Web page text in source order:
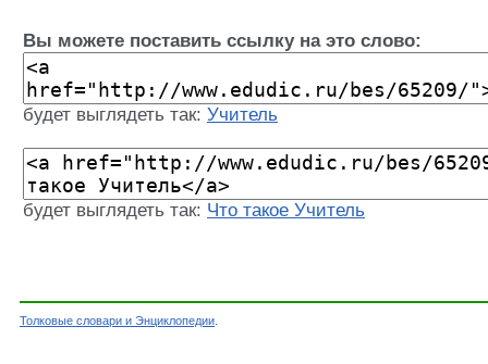
Вы можете поставить ссылку на это слово:
будет выглядеть так: Учитель
будет выглядеть так: Что такое Учитель
Толковые словари и Энциклопедии